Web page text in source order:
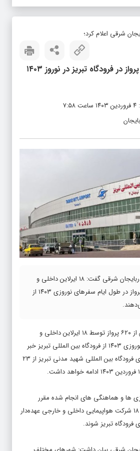
شرقی اعلام کرد؛
مدیرکل فرودگاه‌های آذربایجان شرقی گفت: ۱۸ ایرلاین داخلی و
خارجی، بیش از ۶۲۰ پرواز در طول ایام سفرهای نوروزی ۱۴۰۳ از
رامین آذری از انجام بیش از ۶۲۰ پرواز توسط ۱۸ ایرلاین داخلی و
خارجی در ایام سفرهای نوروزی ۱۴۰۳ از فرودگاه بین المللی تبریز خبر
داد و گفت: عملیات نوروزی فرودگاه بین المللی شهید مدنی تبریز از ۲۳
ها و هماهنگی های انجام شده مقرر
گردیده طی مدت مذکور، ۱۸ شرکت هواپیمایی داخلی و خارجی عهده‌دار
فرودگاه تبریز شوند.